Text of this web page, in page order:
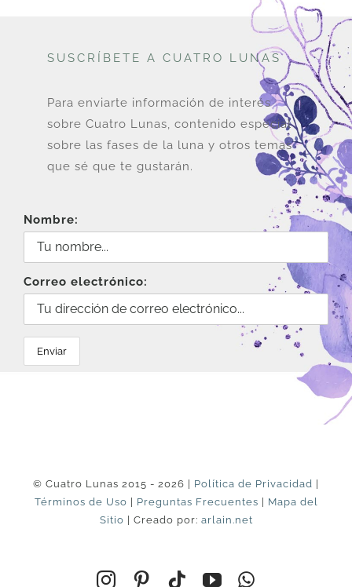
SUSCRÍBETE A CUATRO LUNAS
Para enviarte información de interés
sobre Cuatro Lunas, contenido especial
sobre las fases de la luna y otros temas
que sé que te gustarán.
Nombre:
Correo electrónico:
© Cuatro Lunas 2015 - 2026 | Política de Privacidad |
Términos de Uso | Preguntas Frecuentes | Mapa del
Sitio | Creado por: arlain.net